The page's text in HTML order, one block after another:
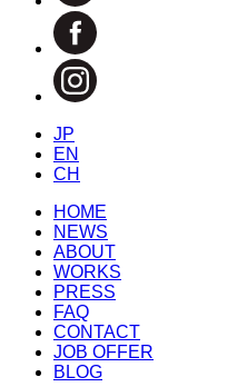
JP
EN
CH
HOME
NEWS
ABOUT
WORKS
PRESS
FAQ
CONTACT
JOB OFFER
BLOG